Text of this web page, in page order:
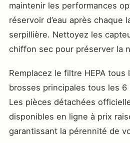
maintenir les performances
réservoir d’eau après chaque
serpillière. Nettoyez les
chiffon sec pour préserver la
Remplacez le filtre HEPA tous
brosses principales tous les 6
Les pièces détachées
disponibles en ligne à prix
garantissant la pérennité de